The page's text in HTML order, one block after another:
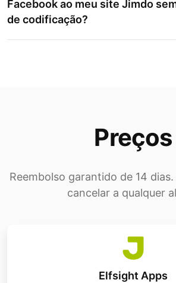
Facebook ao meu site Jimdo
de codificação?
Preços
Reembolso garantido de 14
cancelar a qualquer
Elfsight Apps